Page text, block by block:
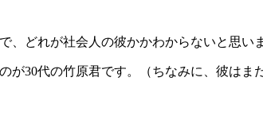
、どれが社会人の彼かかわからないと思い
が30代の竹原君です。（ちなみに、彼はま